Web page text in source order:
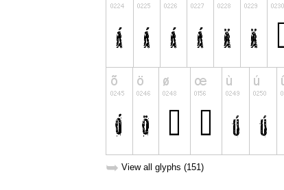
➥ View all glyphs (151)